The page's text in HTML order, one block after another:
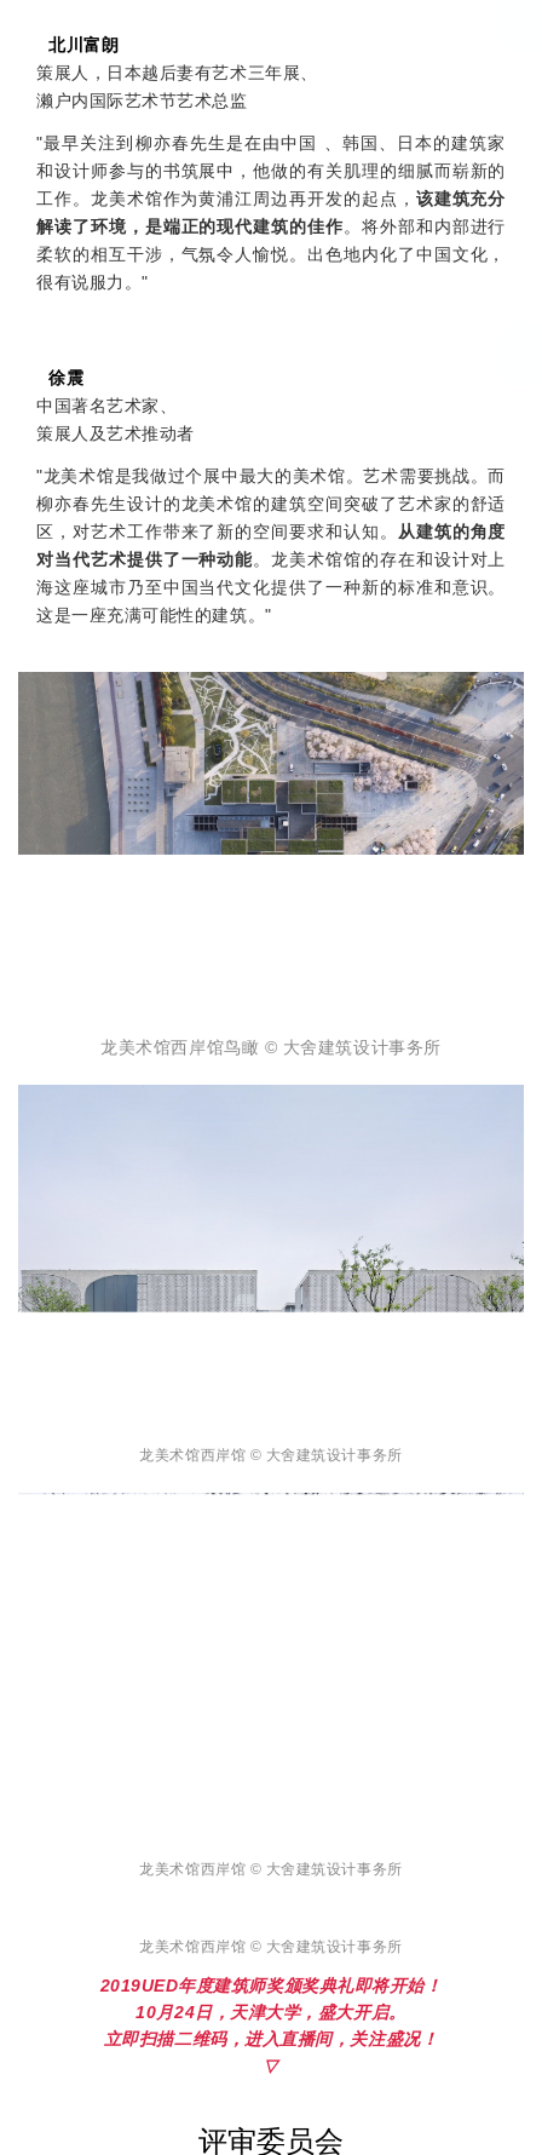
北川富朗
策展人，日本越后妻有艺术三年展、
濑户内国际艺术节艺术总监
"最早关注到柳亦春先生是在由中国 、韩国、日本的建筑家
和设计师参与的书筑展中，他做的有关肌理的细腻而崭新的
工作。龙美术馆作为黄浦江周边再开发的起点， 该建筑充分
解读了环境，是端正的现代建筑的佳作。将外部和内部进行
柔软的相互干涉，气氛令人愉悦。出色地内化了中国文化，
很有说服力。"
徐震
中国著名艺术家、
策展人及艺术推动者
"龙美术馆是我做过个展中最大的美术馆。艺术需要挑战。而
柳亦春先生设计的龙美术馆的建筑空间突破了艺术家的舒适
区，对艺术工作带来了新的空间要求和认知。 从建筑的角度
对当代艺术提供了一种动能。龙美术馆馆的存在和设计对上
海这座城市乃至中国当代文化提供了一种新的标准和意识。
这是一座充满可能性的建筑。"
龙美术馆西岸馆鸟瞰 © 大舍建筑设计事务所
龙美术馆西岸馆 © 大舍建筑设计事务所
龙美术馆西岸馆 © 大舍建筑设计事务所
龙美术馆西岸馆 © 大舍建筑设计事务所
2019UED年度建筑师奖颁奖典礼即将开始！
10月24日，天津大学，盛大开启。
立即扫描二维码，进入直播间，关注盛况！
▽
评审委员会